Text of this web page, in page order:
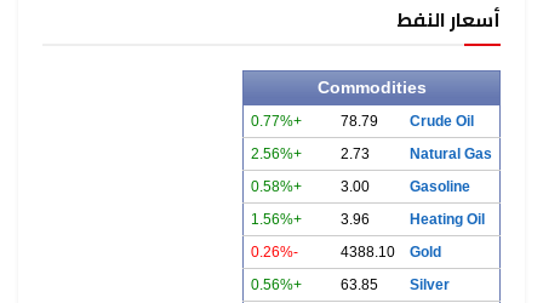
أسعار النفط
Commodities
Crude Oil
78.79
+0.77%
Natural Gas
2.73
+2.56%
Gasoline
3.00
+0.58%
Heating Oil
3.96
+1.56%
Gold
4388.10
-0.26%
Silver
63.85
+0.56%